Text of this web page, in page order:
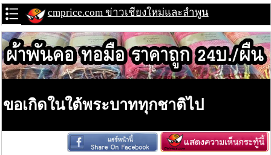
cmprice.com ข่าวเชียงใหม่และลำพูน
ขอเกิดในใต้พระบาททุกชาติไป